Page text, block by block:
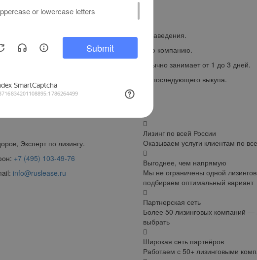
лизинга:
подходящего для вашего магазина или заведения.
необходимых документов в лизинговую компанию.
лизинга после одобрения заявки, что обычно занимает от 1 до 3 дней.
в использование с возможностью его последующего выкупа.
Эксперт по лизингу.
+7 (495) 103-49-76
info@ruslease.ru
Лизинг по всей России
Оказываем услуги клиентам по
Выгоднее, чем напрямую
Мы не ограничены одной
подбираем оптимальный вариант
Партнерская сеть
Более 50 лизинговых компаний —
выбрать
Широкая сеть партнёров
Работаем с 50+ лизинговыми